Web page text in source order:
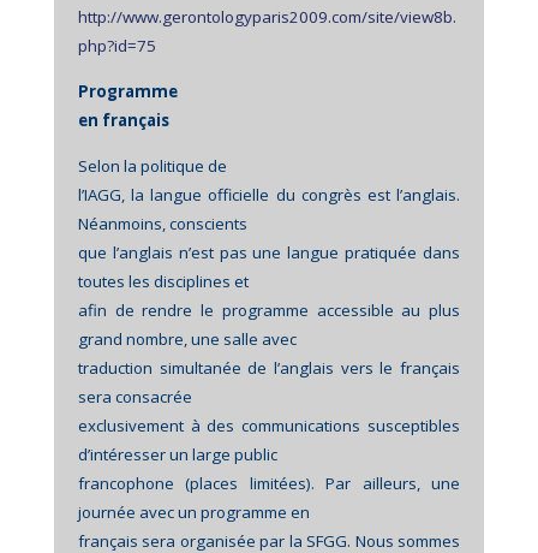
http://www.gerontologyparis2009.com/site/view8b.
php?id=75
Programme
en français
Selon la politique de
l’IAGG, la langue officielle du congrès est l’anglais.
Néanmoins, conscients
que l’anglais n’est pas une langue pratiquée dans
toutes les disciplines et
afin de rendre le programme accessible au plus
grand nombre, une salle avec
traduction simultanée de l’anglais vers le français
sera consacrée
exclusivement à des communications susceptibles
d’intéresser un large public
francophone (places limitées). Par ailleurs, une
journée avec un programme en
français sera organisée par la SFGG. Nous sommes